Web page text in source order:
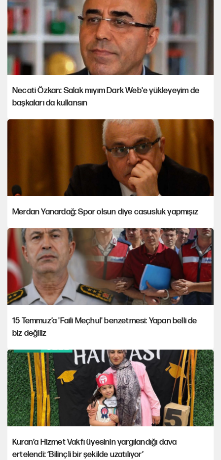
Necati Özkan: Salak mıyım Dark Web'e yükleyeyim de
başkaları da kullansın
Merdan Yanardağ: Spor olsun diye casusluk yapmışız
15 Temmuz’a 'Faili Meçhul' benzetmesi: Yapan belli de
biz değiliz
Kuran’a Hizmet Vakfı üyesinin yargılandığı dava
ertelendi: ‘Bilinçli bir şekilde uzatılıyor’